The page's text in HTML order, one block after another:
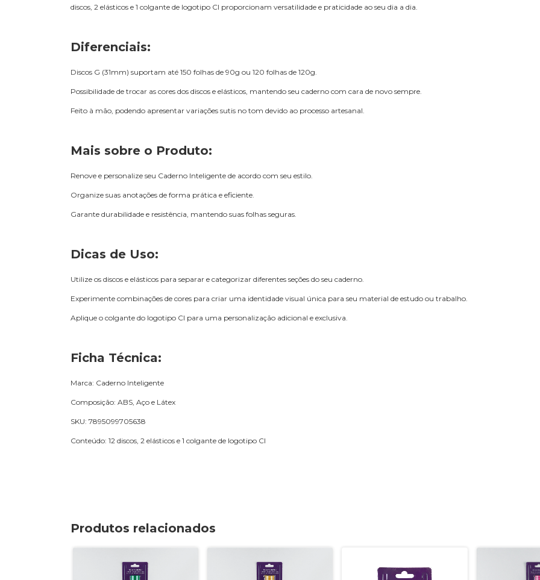
discos, 2 elásticos e 1 colgante de logotipo CI proporcionam versatilidade e praticidade ao seu dia a dia.
Diferenciais:
Discos G (31mm) suportam até 150 folhas de 90g ou 120 folhas de 120g.
Possibilidade de trocar as cores dos discos e elásticos, mantendo seu caderno com cara de novo sempre.
Feito à mão, podendo apresentar variações sutis no tom devido ao processo artesanal.
Mais sobre o Produto:
Renove e personalize seu Caderno Inteligente de acordo com seu estilo.
Organize suas anotações de forma prática e eficiente.
Garante durabilidade e resistência, mantendo suas folhas seguras.
Dicas de Uso:
Utilize os discos e elásticos para separar e categorizar diferentes seções do seu caderno.
Experimente combinações de cores para criar uma identidade visual única para seu material de estudo ou trabalho.
Aplique o colgante do logotipo CI para uma personalização adicional e exclusiva.
Ficha Técnica:
Marca: Caderno Inteligente
Composição: ABS, Aço e Látex
SKU: 7895099705638
Conteúdo: 12 discos, 2 elásticos e 1 colgante de logotipo CI
Produtos relacionados